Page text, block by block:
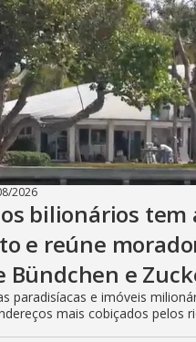
2026
bilionários tem
e reúne
Bündchen e
paradisíacas e imóveis
mais cobiçados pelos